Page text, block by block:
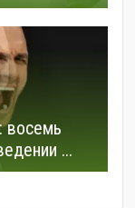
восемь
...